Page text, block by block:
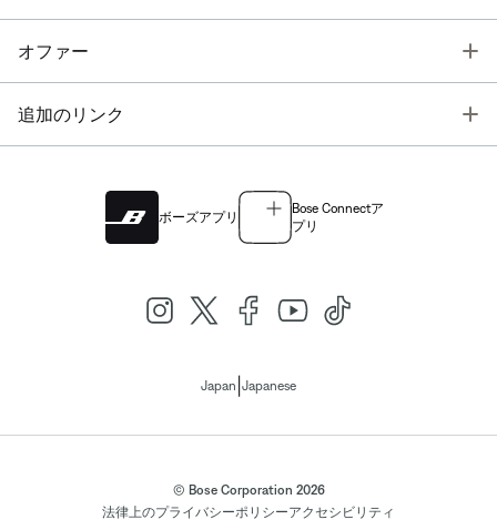
オファー
追加のリンク
ボーズアプリ
Bose Connectア
プリ
Japan Japanese
© Bose Corporation 2026
法律上のプライバシーポリシーアクセシビリティ